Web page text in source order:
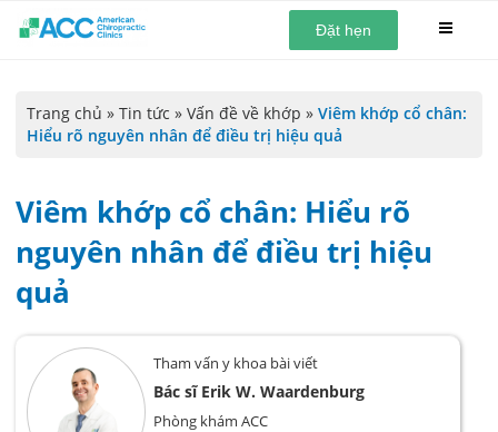
Đặt hẹn
Trang chủ » Tin tức » Vấn đề về khớp » Viêm khớp cổ chân:
Hiểu rõ nguyên nhân để điều trị hiệu quả
Viêm khớp cổ chân: Hiểu rõ
nguyên nhân để điều trị hiệu
quả
Tham vấn y khoa bài viết
Bác sĩ Erik W. Waardenburg
Phòng khám ACC